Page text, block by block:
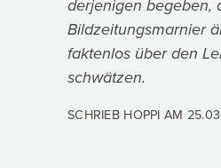
derjenigen begeben,
Bildzeitungsmarnier
faktenlos über den
schwätzen.
SCHRIEB HOPPI AM